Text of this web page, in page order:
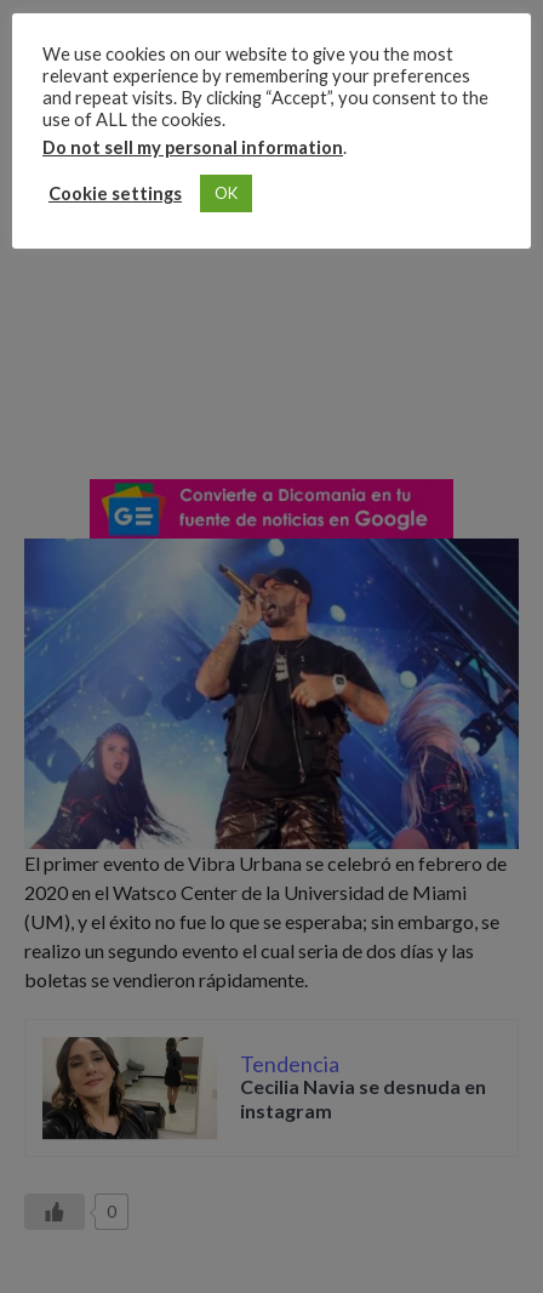
El primer evento de Vibra Urbana se celebró en febrero de
2020 en el Watsco Center de la Universidad de Miami
(UM), y el éxito no fue lo que se esperaba; sin embargo, se
realizo un segundo evento el cual seria de dos días y las
boletas se vendieron rápidamente.
Tendencia
Cecilia Navia se desnuda en
instagram
0
We use cookies on our website to give you the most
relevant experience by remembering your preferences
and repeat visits. By clicking “Accept”, you consent to the
use of ALL the cookies.
Do not sell my personal information.
Cookie settings OK